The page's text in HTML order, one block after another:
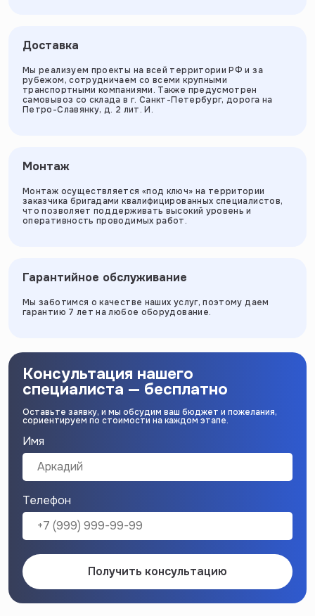
Доставка
Мы реализуем проекты на всей территории РФ и за
рубежом, сотрудничаем со всеми крупными
транспортными компаниями. Также предусмотрен
самовывоз со склада в г. Санкт-Петербург, дорога на
Петро-Славянку, д. 2 лит. И.
Монтаж
Монтаж осуществляется «под ключ» на территории
заказчика бригадами квалифицированных специалистов,
что позволяет поддерживать высокий уровень и
оперативность проводимых работ.
Гарантийное обслуживание
Мы заботимся о качестве наших услуг, поэтому даем
гарантию 7 лет на любое оборудование.
Консультация нашего
специалиста — бесплатно
Оставьте заявку, и мы обсудим ваш бюджет и пожелания,
сориентируем по стоимости на каждом этапе.
Имя
Телефон
Получить консультацию